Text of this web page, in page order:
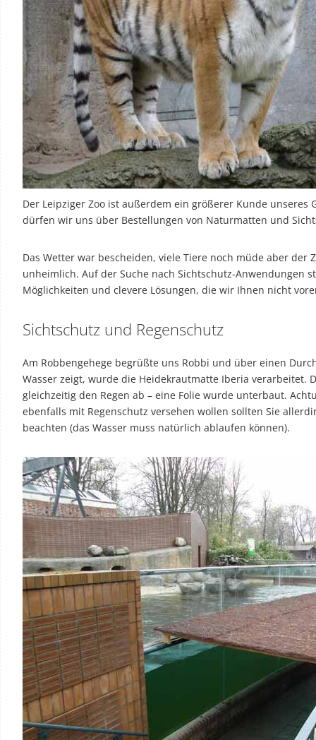
Der Leipziger Zoo ist außerdem ein größerer Kunde unseres
dürfen wir uns über Bestellungen von Naturmatten und
Das Wetter war bescheiden, viele Tiere noch müde aber der
unheimlich. Auf der Suche nach Sichtschutz-Anwendungen
Möglichkeiten und clevere Lösungen, die wir Ihnen nicht
Sichtschutz und Regenschutz
Am Robbengehege begrüßte uns Robbi und über einen
Wasser zeigt, wurde die Heidekrautmatte Iberia verarbeitet.
gleichzeitig den Regen ab – eine Folie wurde unterbaut.
ebenfalls mit Regenschutz versehen wollen sollten Sie
beachten (das Wasser muss natürlich ablaufen können).